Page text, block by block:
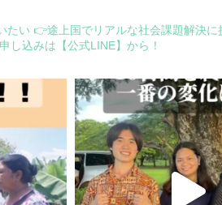
たい 👉途上国でリアルな社会課題解決に
し込みは【公式LINE】から！